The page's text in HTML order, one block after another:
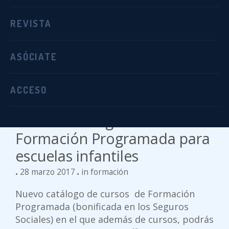
REVISTA
ASÓCIATE
ACCESO
Ministerio de Trabajo, Migraciones y ...
0
Formación Programada para
escuelas infantiles
28 marzo 2017 in formación
Nuevo catálogo de cursos de Formación
Programada (bonificada en los Seguros
Sociales) en el que además de cursos, podrás